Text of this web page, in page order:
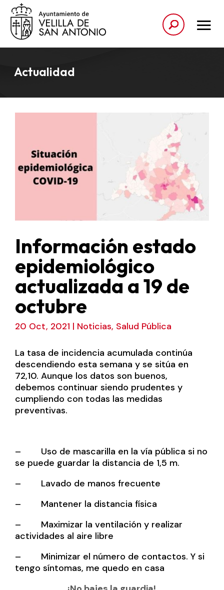
Actualidad
Información estado
epidemiológico
actualizada a 19 de
octubre
20 Oct, 2021 | Noticias, Salud Pública
La tasa de incidencia acumulada continúa
descendiendo esta semana y se sitúa en
72,10. Aunque los datos son buenos,
debemos continuar siendo prudentes y
cumpliendo con todas las medidas
preventivas.
– Uso de mascarilla en la vía pública si no
se puede guardar la distancia de 1,5 m.
– Lavado de manos frecuente
– Mantener la distancia física
– Maximizar la ventilación y realizar
actividades al aire libre
– Minimizar el número de contactos. Y si
tengo síntomas, me quedo en casa